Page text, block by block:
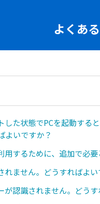
よくあ
した状態でPCを起動する
よいですか？
用するために、追加で必
れません。どうすればよい
が認識されません。どう